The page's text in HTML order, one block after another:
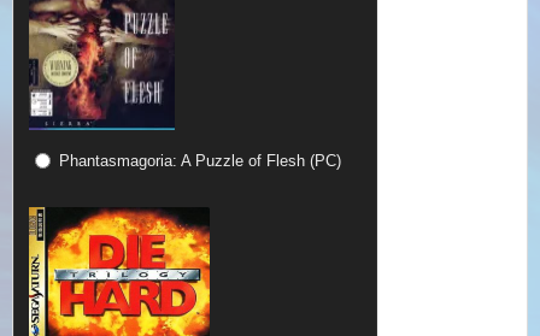
Phantasmagoria: A Puzzle of Flesh (PC)